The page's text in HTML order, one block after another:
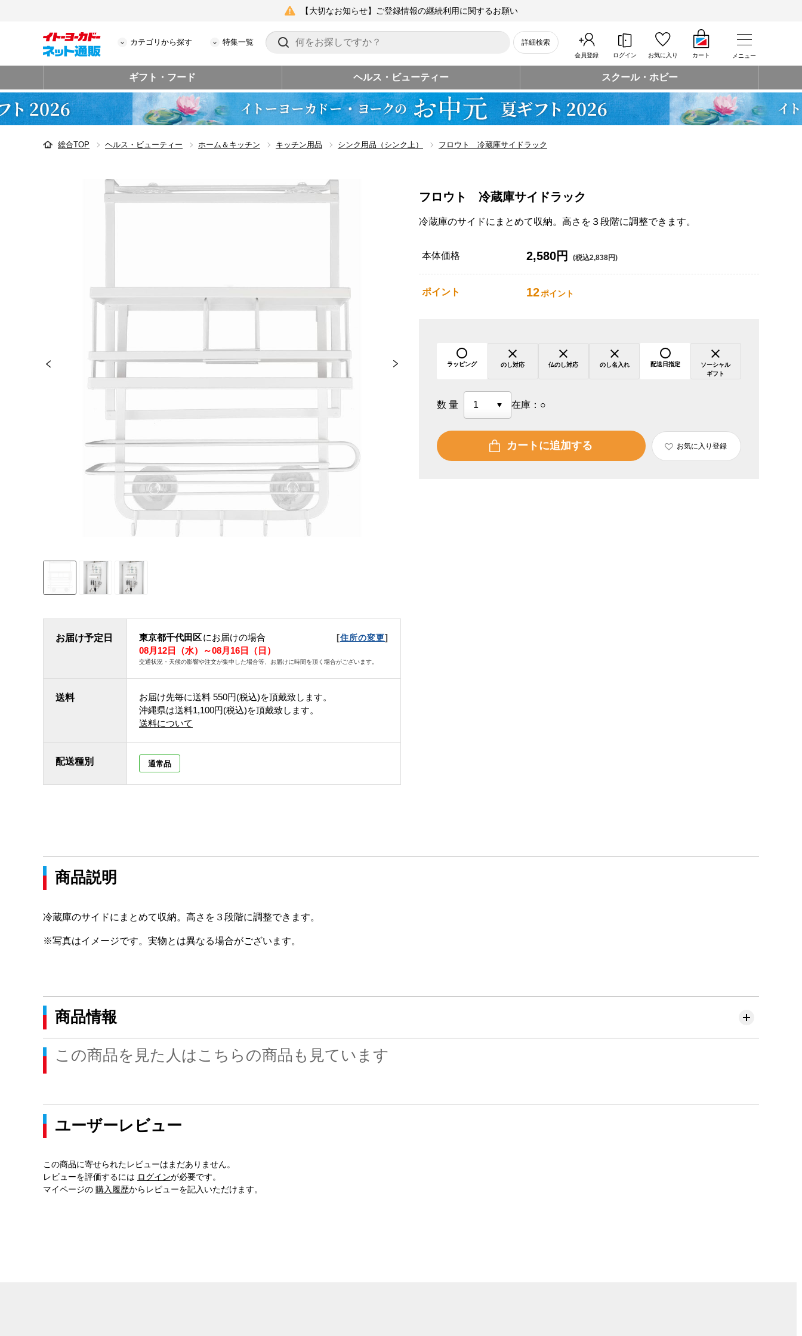
【大切なお知らせ】ご登録情報の継続利用に関するお願い
カテゴリから探す 特集一覧 詳細検索
会員登録 ログイン お気に入り カート メニュー
ギフト・フード ヘルス・ビューティー スクール・ホビー
総合TOP ヘルス・ビューティー ホーム＆キッチン キッチン用品 シンク用品（シンク上） フロウト 冷蔵庫サイドラック
お届け予定日 東京都千代田区にお届けの場合 [住所の変更]
08月12日（水）～08月16日（日）
交通状況・天候の影響や注文が集中した場合等、お届けに時間を頂く場合がございます。
送料 お届け先毎に送料 550円(税込)を頂戴致します。
沖縄県は送料1,100円(税込)を頂戴致します。
送料について
配送種別 通常品
フロウト 冷蔵庫サイドラック
冷蔵庫のサイドにまとめて収納。高さを３段階に調整できます。
本体価格 2,580円 (税込2,838円)
ポイント 12ポイント
ラッピング のし対応 仏のし対応 のし名入れ 配送日指定
ソーシャル
ギフト
数量 在庫： ○
カートに追加する お気に入り登録
商品説明
冷蔵庫のサイドにまとめて収納。高さを３段階に調整できます。
※写真はイメージです。実物とは異なる場合がございます。
商品情報
この商品を見た人はこちらの商品も見ています
ユーザーレビュー
この商品に寄せられたレビューはまだありません。
レビューを評価するには ログインが必要です。
マイページの 購入履歴からレビューを記入いただけます。